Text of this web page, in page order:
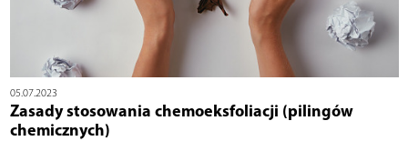
05.07.2023
Zasady stosowania chemoeksfoliacji (pilingów
chemicznych)